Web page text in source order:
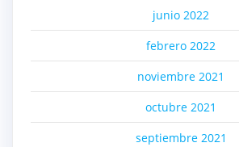
junio 2022
febrero 2022
noviembre 2021
octubre 2021
septiembre 2021